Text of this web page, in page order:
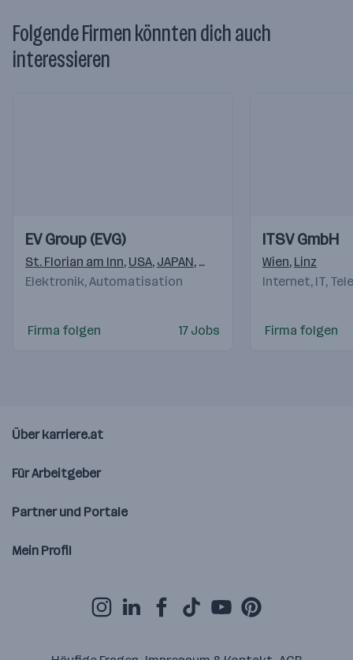
Folgende Firmen könnten dich auch
interessieren
Videos
Einblicke
Einblicke
EV Group (EVG)
St. Florian am Inn, USA, JAPAN, KOREA 201203,TAIWAN
Elektronik, Automatisation
Firma folgen 17 Jobs
Videos
Einblicke
Einblicke
ITSV GmbH
Wien, Linz
Internet, IT,
Firma folgen
Über karriere.at
Für Arbeitgeber
Partner und Portale
Mein Profil